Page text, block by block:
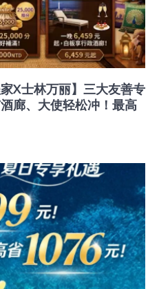
X士林万丽】三大友善专
廊、大使轻松冲！最高